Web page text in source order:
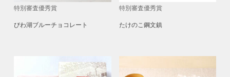
特別審査優秀賞
びわ湖ブルーチョコレート
特別審査優秀賞
たけのこ鋼文鎮